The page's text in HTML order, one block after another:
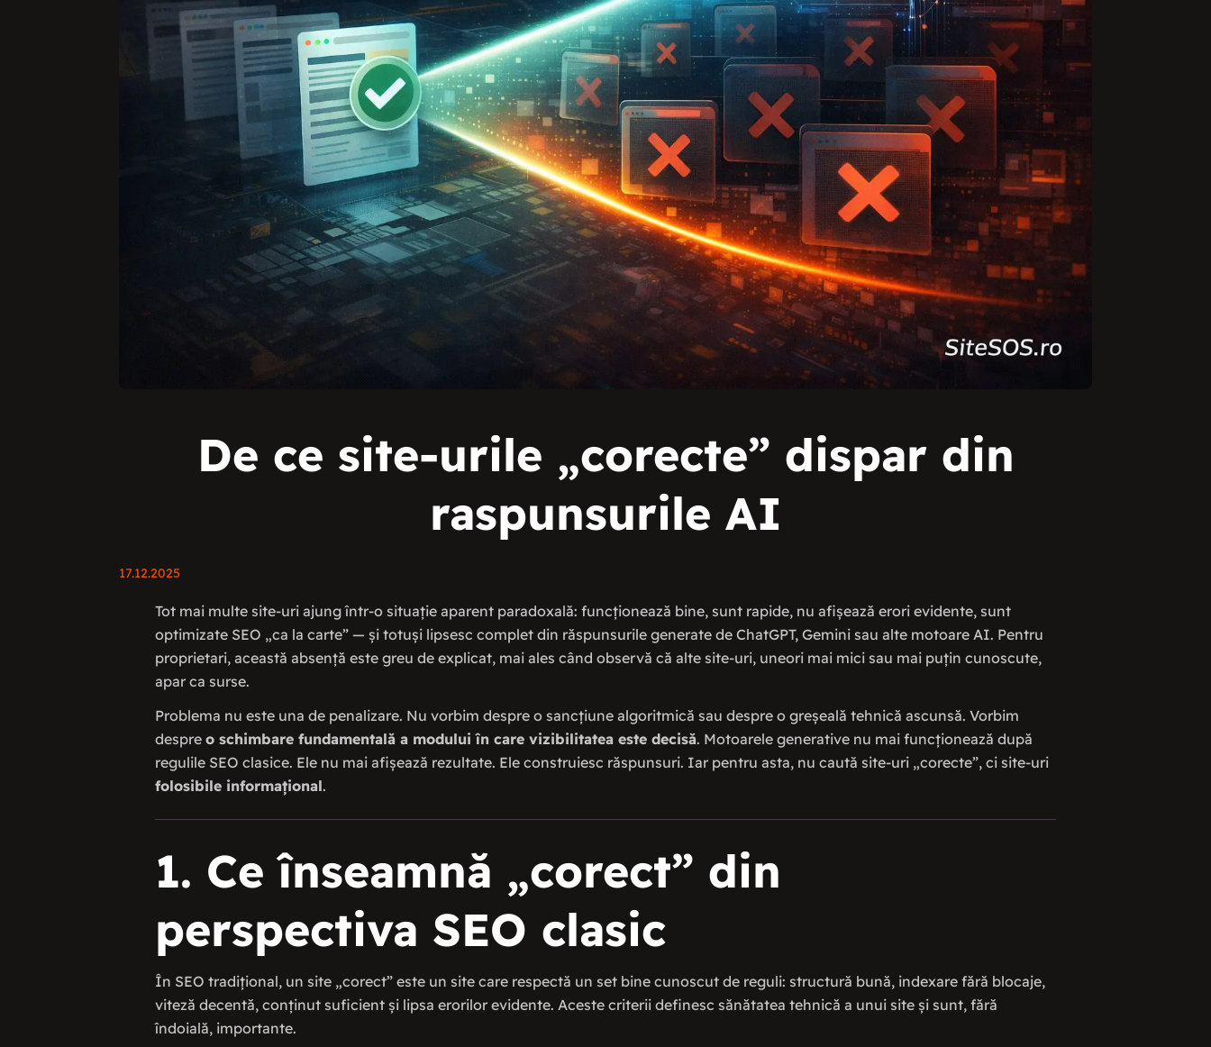
De ce site-urile „corecte” dispar din
raspunsurile AI
17.12.2025
Tot mai multe site-uri ajung într-o situație aparent paradoxală: funcționează bine, sunt rapide, nu afișează erori evidente, sunt
optimizate SEO „ca la carte” — și totuși lipsesc complet din răspunsurile generate de ChatGPT, Gemini sau alte motoare AI. Pentru
proprietari, această absență este greu de explicat, mai ales când observă că alte site-uri, uneori mai mici sau mai puțin cunoscute,
apar ca surse.
Problema nu este una de penalizare. Nu vorbim despre o sancțiune algoritmică sau despre o greșeală tehnică ascunsă. Vorbim
despre o schimbare fundamentală a modului în care vizibilitatea este decisă. Motoarele generative nu mai funcționează după
regulile SEO clasice. Ele nu mai afișează rezultate. Ele construiesc răspunsuri. Iar pentru asta, nu caută site-uri „corecte”, ci site-uri
folosibile informațional.
1. Ce înseamnă „corect” din
perspectiva SEO clasic
În SEO tradițional, un site „corect” este un site care respectă un set bine cunoscut de reguli: structură bună, indexare fără blocaje,
viteză decentă, conținut suficient și lipsa erorilor evidente. Aceste criterii definesc sănătatea tehnică a unui site și sunt, fără
îndoială, importante.